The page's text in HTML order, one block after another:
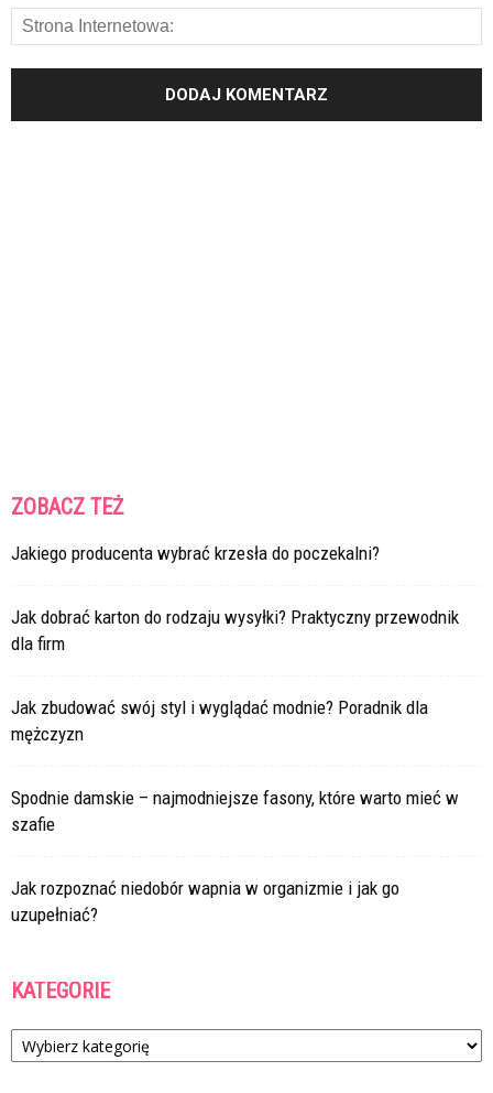
ZOBACZ TEŻ
Jakiego producenta wybrać krzesła do poczekalni?
Jak dobrać karton do rodzaju wysyłki? Praktyczny przewodnik
dla firm
Jak zbudować swój styl i wyglądać modnie? Poradnik dla
mężczyzn
Spodnie damskie – najmodniejsze fasony, które warto mieć w
szafie
Jak rozpoznać niedobór wapnia w organizmie i jak go
uzupełniać?
KATEGORIE
Kategorie